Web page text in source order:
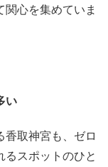
心を集めていま
い
香取神宮も、ゼロ
スポットのひと